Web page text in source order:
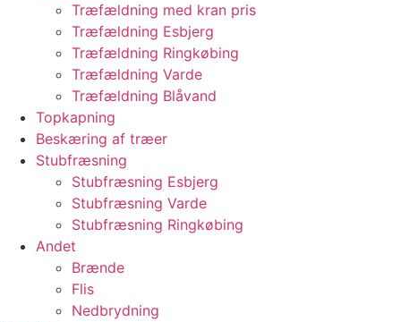
Træfældning med kran pris
Træfældning Esbjerg
Træfældning Ringkøbing
Træfældning Varde
Træfældning Blåvand
Topkapning
Beskæring af træer
Stubfræsning
Stubfræsning Esbjerg
Stubfræsning Varde
Stubfræsning Ringkøbing
Andet
Brænde
Flis
Nedbrydning